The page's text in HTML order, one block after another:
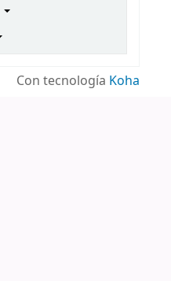
Con tecnología Koha